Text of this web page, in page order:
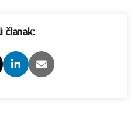
članak: